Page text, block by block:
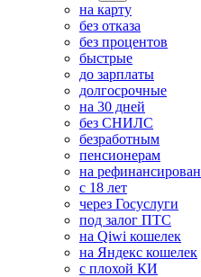
на карту
без отказа
без процентов
быстрые
до зарплаты
долгосрочные
на 30 дней
без СНИЛС
безработным
пенсионерам
на
с 18 лет
через Госуслуги
под залог ПТС
на Qiwi кошелек
на Яндекс кошелек
с плохой КИ